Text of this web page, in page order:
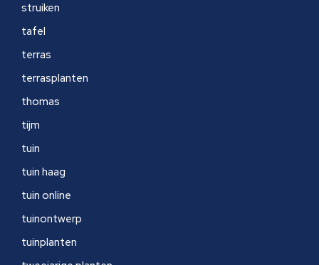
struiken
tafel
terras
terrasplanten
thomas
tijm
tuin
tuin haag
tuin online
tuinontwerp
tuinplanten